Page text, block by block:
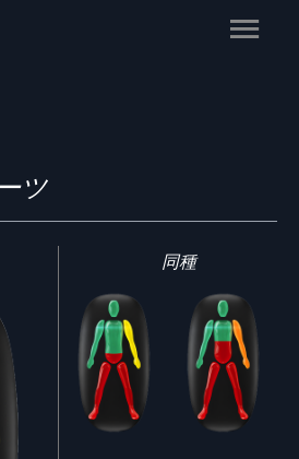
Main
ツ
同種